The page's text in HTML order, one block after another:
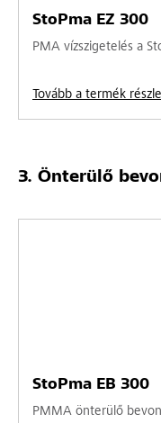
StoPma EZ 300
PMA vízszigetelés a
Tovább a termék
Önterülő
StoPma EB 300
PMMA önterülő